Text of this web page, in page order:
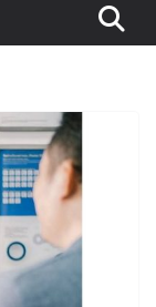
าชีวิตคนไทยก่อน
าล 1.6 ล้านล้าน